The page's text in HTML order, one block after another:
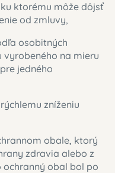
ktorému môže dôjsť
od zmluvy,
osobitných
na mieru
jedného
zníženiu
obale, ktorý
zdravia alebo z
obal bol po